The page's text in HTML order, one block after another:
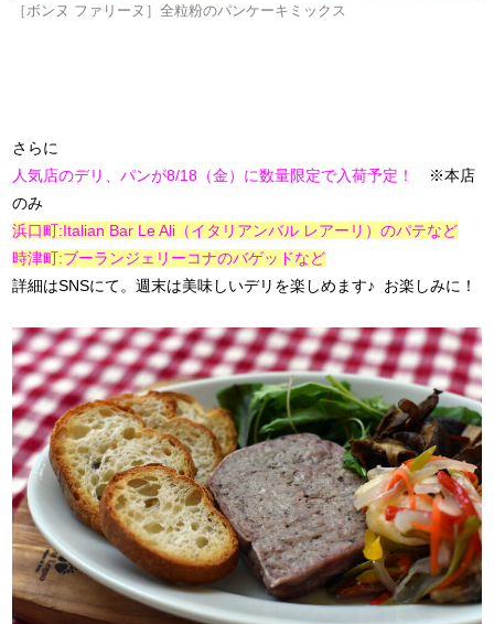
［ボンヌ ファリーヌ］全粒粉のパンケーキミックス
さらに
人気店のデリ、パンが8/18（金）に数量限定で入荷予定！
※本店
のみ
浜口町:Italian Bar Le Ali（イタリアンバル レアーリ）のパテなど
時津町:ブーランジェリーコナのバゲッドなど
詳細はSNSにて。週末は美味しいデリを楽しめます♪ お楽しみに！